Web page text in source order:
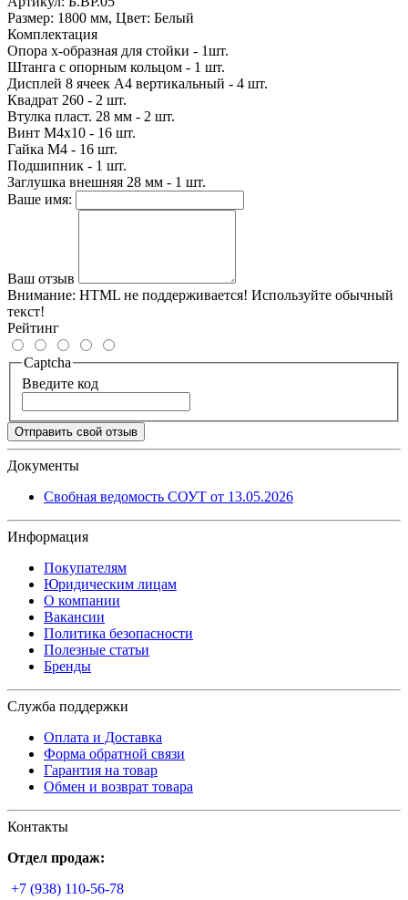
Размер: 1800 мм, Цвет: Белый
Комплектация
Опора x-образная для стойки - 1шт.
Штанга с опорным кольцом - 1 шт.
Дисплей 8 ячеек А4 вертикальный - 4 шт.
Квадрат 260 - 2 шт.
Втулка пласт. 28 мм - 2 шт.
Винт М4х10 - 16 шт.
Гайка М4 - 16 шт.
Подшипник - 1 шт.
Заглушка внешняя 28 мм - 1 шт.
Ваше имя:
Ваш отзыв
Внимание: HTML не поддерживается! Используйте обычный
текст!
Рейтинг
Captcha
Введите код
Отправить свой отзыв
Документы
Свобная ведомость СОУТ от 13.05.2026
Информация
Покупателям
Юридическим лицам
О компании
Вакансии
Политика безопасности
Полезные статьи
Бренды
Служба поддержки
Оплата и Доставка
Форма обратной связи
Гарантия на товар
Обмен и возврат товара
Контакты
Отдел продаж:
+7 (938) 110-56-78